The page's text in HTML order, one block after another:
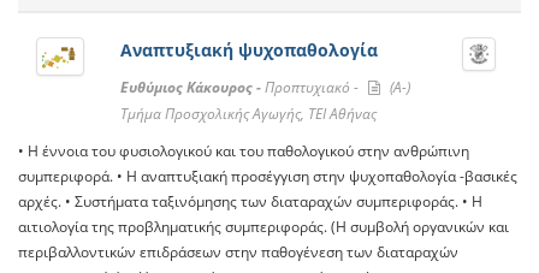
Αναπτυξιακή ψυχοπαθολογία
Ευθύμιος Κάκουρος -Προπτυχιακό -
(A-)
Τμήμα Προσχολικής Αγωγής, ΤΕΙ Αθήνας
• Η έννοια του φυσιολογικού και του παθολογικού στην ανθρώπινη
συμπεριφορά. • Η αναπτυξιακή προσέγγιση στην ψυχοπαθολογία -βασικές
αρχές. • Συστήµατα ταξινόµησης των διαταραχών συμπεριφοράς. • Η
αιτιολογία της προβληµατικής συμπεριφοράς. (Η συµβολή οργανικών και
περιβαλλοντικών επιδράσεων στην παθογένεση των διαταραχών